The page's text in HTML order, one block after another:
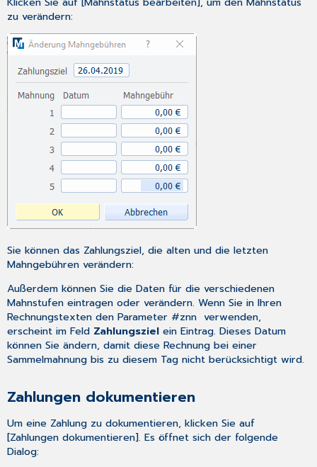
zu verändern:
Sie können das Zahlungsziel, die alten und die letzten
Mahngebühren verändern:
Außerdem können Sie die Daten für die verschiedenen
Mahnstufen eintragen oder verändern. Wenn Sie in Ihren
Rechnungstexten den Parameter #znn verwenden,
erscheint im Feld Zahlungsziel ein Eintrag. Dieses Datum
können Sie ändern, damit diese Rechnung bei einer
Sammelmahnung bis zu diesem Tag nicht berücksichtigt wird.
Zahlungen dokumentieren
Um eine Zahlung zu dokumentieren, klicken Sie auf
[Zahlungen dokumentieren]. Es öffnet sich der folgende
Dialog: